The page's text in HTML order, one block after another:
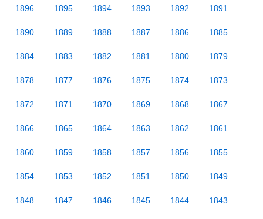
1896 1895 1894 1893 1892 1891
1890 1889 1888 1887 1886 1885
1884 1883 1882 1881 1880 1879
1878 1877 1876 1875 1874 1873
1872 1871 1870 1869 1868 1867
1866 1865 1864 1863 1862 1861
1860 1859 1858 1857 1856 1855
1854 1853 1852 1851 1850 1849
1848 1847 1846 1845 1844 1843